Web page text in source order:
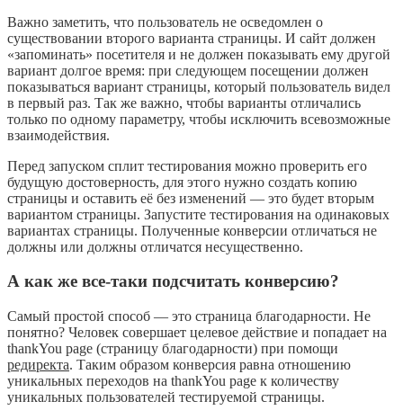
Важно заметить, что пользователь не осведомлен о
существовании второго варианта страницы. И сайт должен
«запоминать» посетителя и не должен показывать ему другой
вариант долгое время: при следующем посещении должен
показываться вариант страницы, который пользователь видел
в первый раз. Так же важно, чтобы варианты отличались
только по одному параметру, чтобы исключить всевозможные
взаимодействия.
Перед запуском сплит тестирования можно проверить его
будущую достоверность, для этого нужно создать копию
страницы и оставить её без изменений — это будет вторым
вариантом страницы. Запустите тестирования на одинаковых
вариантах страницы. Полученные конверсии отличаться не
должны или должны отличатся несущественно.
А как же все-таки подсчитать конверсию?
Самый простой способ — это страница благодарности. Не
понятно? Человек совершает целевое действие и попадает на
thankYou page (страницу благодарности) при помощи
редиректа. Таким образом конверсия равна отношению
уникальных переходов на thankYou page к количеству
уникальных пользователей тестируемой страницы.